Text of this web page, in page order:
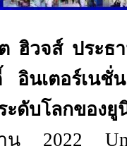
ฮิวจส์ ประธ
อินเตอร์เนชั่
ะดับโลกของ
าน 2022